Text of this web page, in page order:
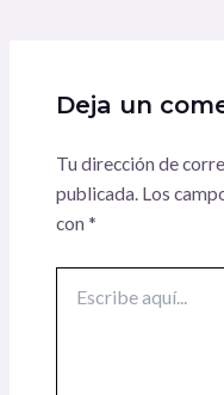
Deja un
Tu dirección de
publicada. Los
con *
aquí...